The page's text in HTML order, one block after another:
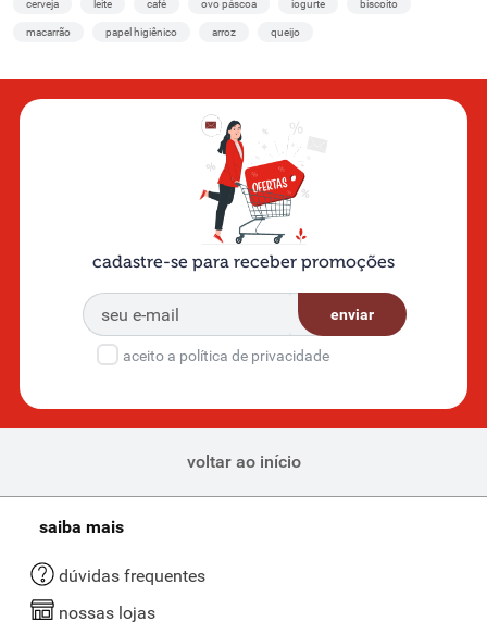
cerveja leite café ovo páscoa iogurte biscoito
macarrão papel higiênico arroz queijo
cadastre-se para receber promoções
enviar
aceito a política de privacidade
voltar ao início
saiba mais
dúvidas frequentes
nossas lojas